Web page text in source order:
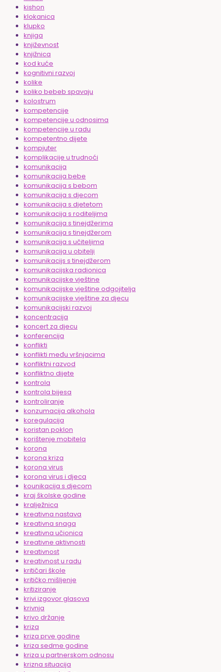
kishon
klokanica
klupko
knjiga
književnost
knjižnica
kod kuće
kognitivni razvoj
kolike
koliko bebeb spavaju
kolostrum
kompetencije
kompetencije u odnosima
kompetencije u radu
kompetentno dijete
kompjuter
komplikacije u trudnoći
komunikacija
komunikacija bebe
komunikacija s bebom
komunikacija s djecom
komunikacija s djetetom
komunikacija s roditeljima
komunikacija s tinejdžerima
komunikacija s tinejdžerom
komunikacija s učiteljima
komunikacija u obitelji
komunikacijs s tinejdžerom
komunikacijska radionica
komunikacijske vještine
komunikacijske vještine odgojitelja
komunikacijske vještine za djecu
komunikacijski razvoj
koncentracija
koncert za djecu
konferencija
konflikti
konflikti među vršnjacima
konfliktni razvod
konfliktno dijete
kontrola
kontrola bijesa
kontroliranje
konzumacija alkohola
koregulacija
koristan poklon
korištenje mobitela
korona
korona kriza
korona virus
korona virus i djeca
kounikacija s djecom
kraj školske godine
kralježnica
kreativna nastava
kreativna snaga
kreativna učionica
kreativne aktivnosti
kreativnost
kreativnost u radu
kritičari škole
kritičko mišljenje
kritiziranje
krivi izgovor glasova
krivnja
krivo držanje
kriza
kriza prve godine
kriza sedme godine
kriza u partnerskom odnosu
krizna situacija